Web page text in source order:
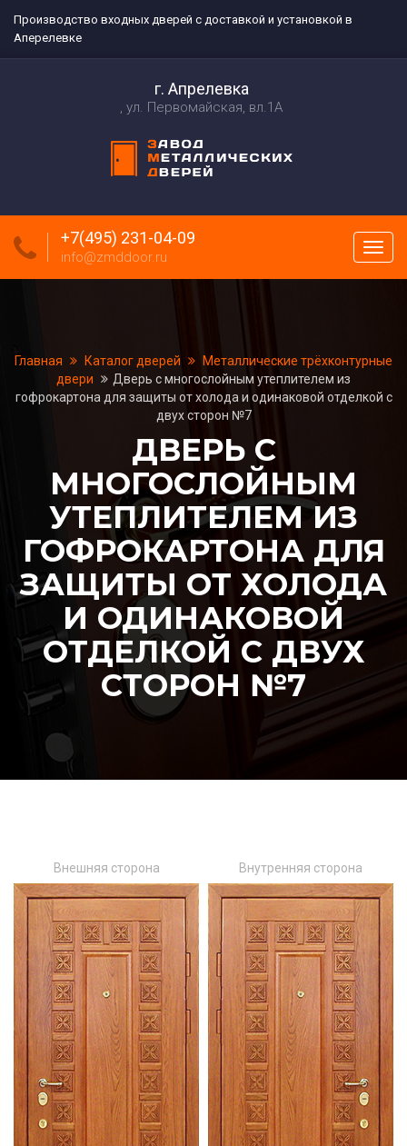
Производство входных дверей с доставкой и установкой в
Аперелевке
г. Апрелевка
ул. Первомайская, вл.1А
меню
+7(495) 231-04-09
info@zmddoor.ru
Главная Каталог дверей
Металлические трёхконтурные
двери
Дверь с многослойным утеплителем из
гофрокартона для защиты от холода и одинаковой отделкой с
двух сторон №7
ДВЕРЬ С
МНОГОСЛОЙНЫМ
УТЕПЛИТЕЛЕМ ИЗ
ГОФРОКАРТОНА ДЛЯ
ЗАЩИТЫ ОТ ХОЛОДА
И ОДИНАКОВОЙ
ОТДЕЛКОЙ С ДВУХ
СТОРОН №7
Внешняя сторона Внутренняя сторона